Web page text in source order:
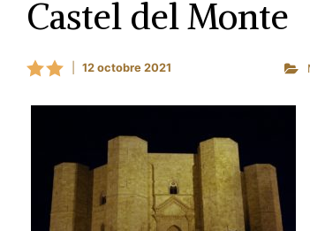
Castel del Monte
12 octobre 2021